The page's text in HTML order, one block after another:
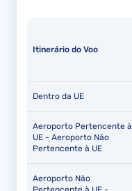
Itinerário do Voo
Dentro da UE
Aeroporto Pertencente à
UE - Aeroporto Não
Pertencente à UE
Aeroporto Não